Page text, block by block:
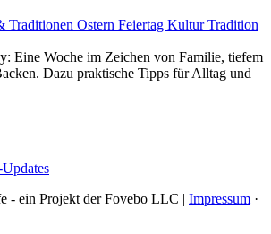
Traditionen Ostern Feiertag KulturTradition
Eine Woche im Zeichen von Familie, tiefem
Dazu praktische Tipps für Alltag und
- ein Projekt der Fovebo LLC | Impressum ·